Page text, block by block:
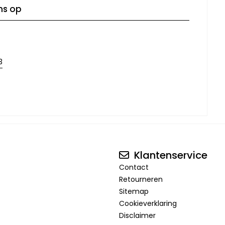
op
Klantenservice
Contact
Retourneren
Sitemap
Cookieverklaring
Disclaimer